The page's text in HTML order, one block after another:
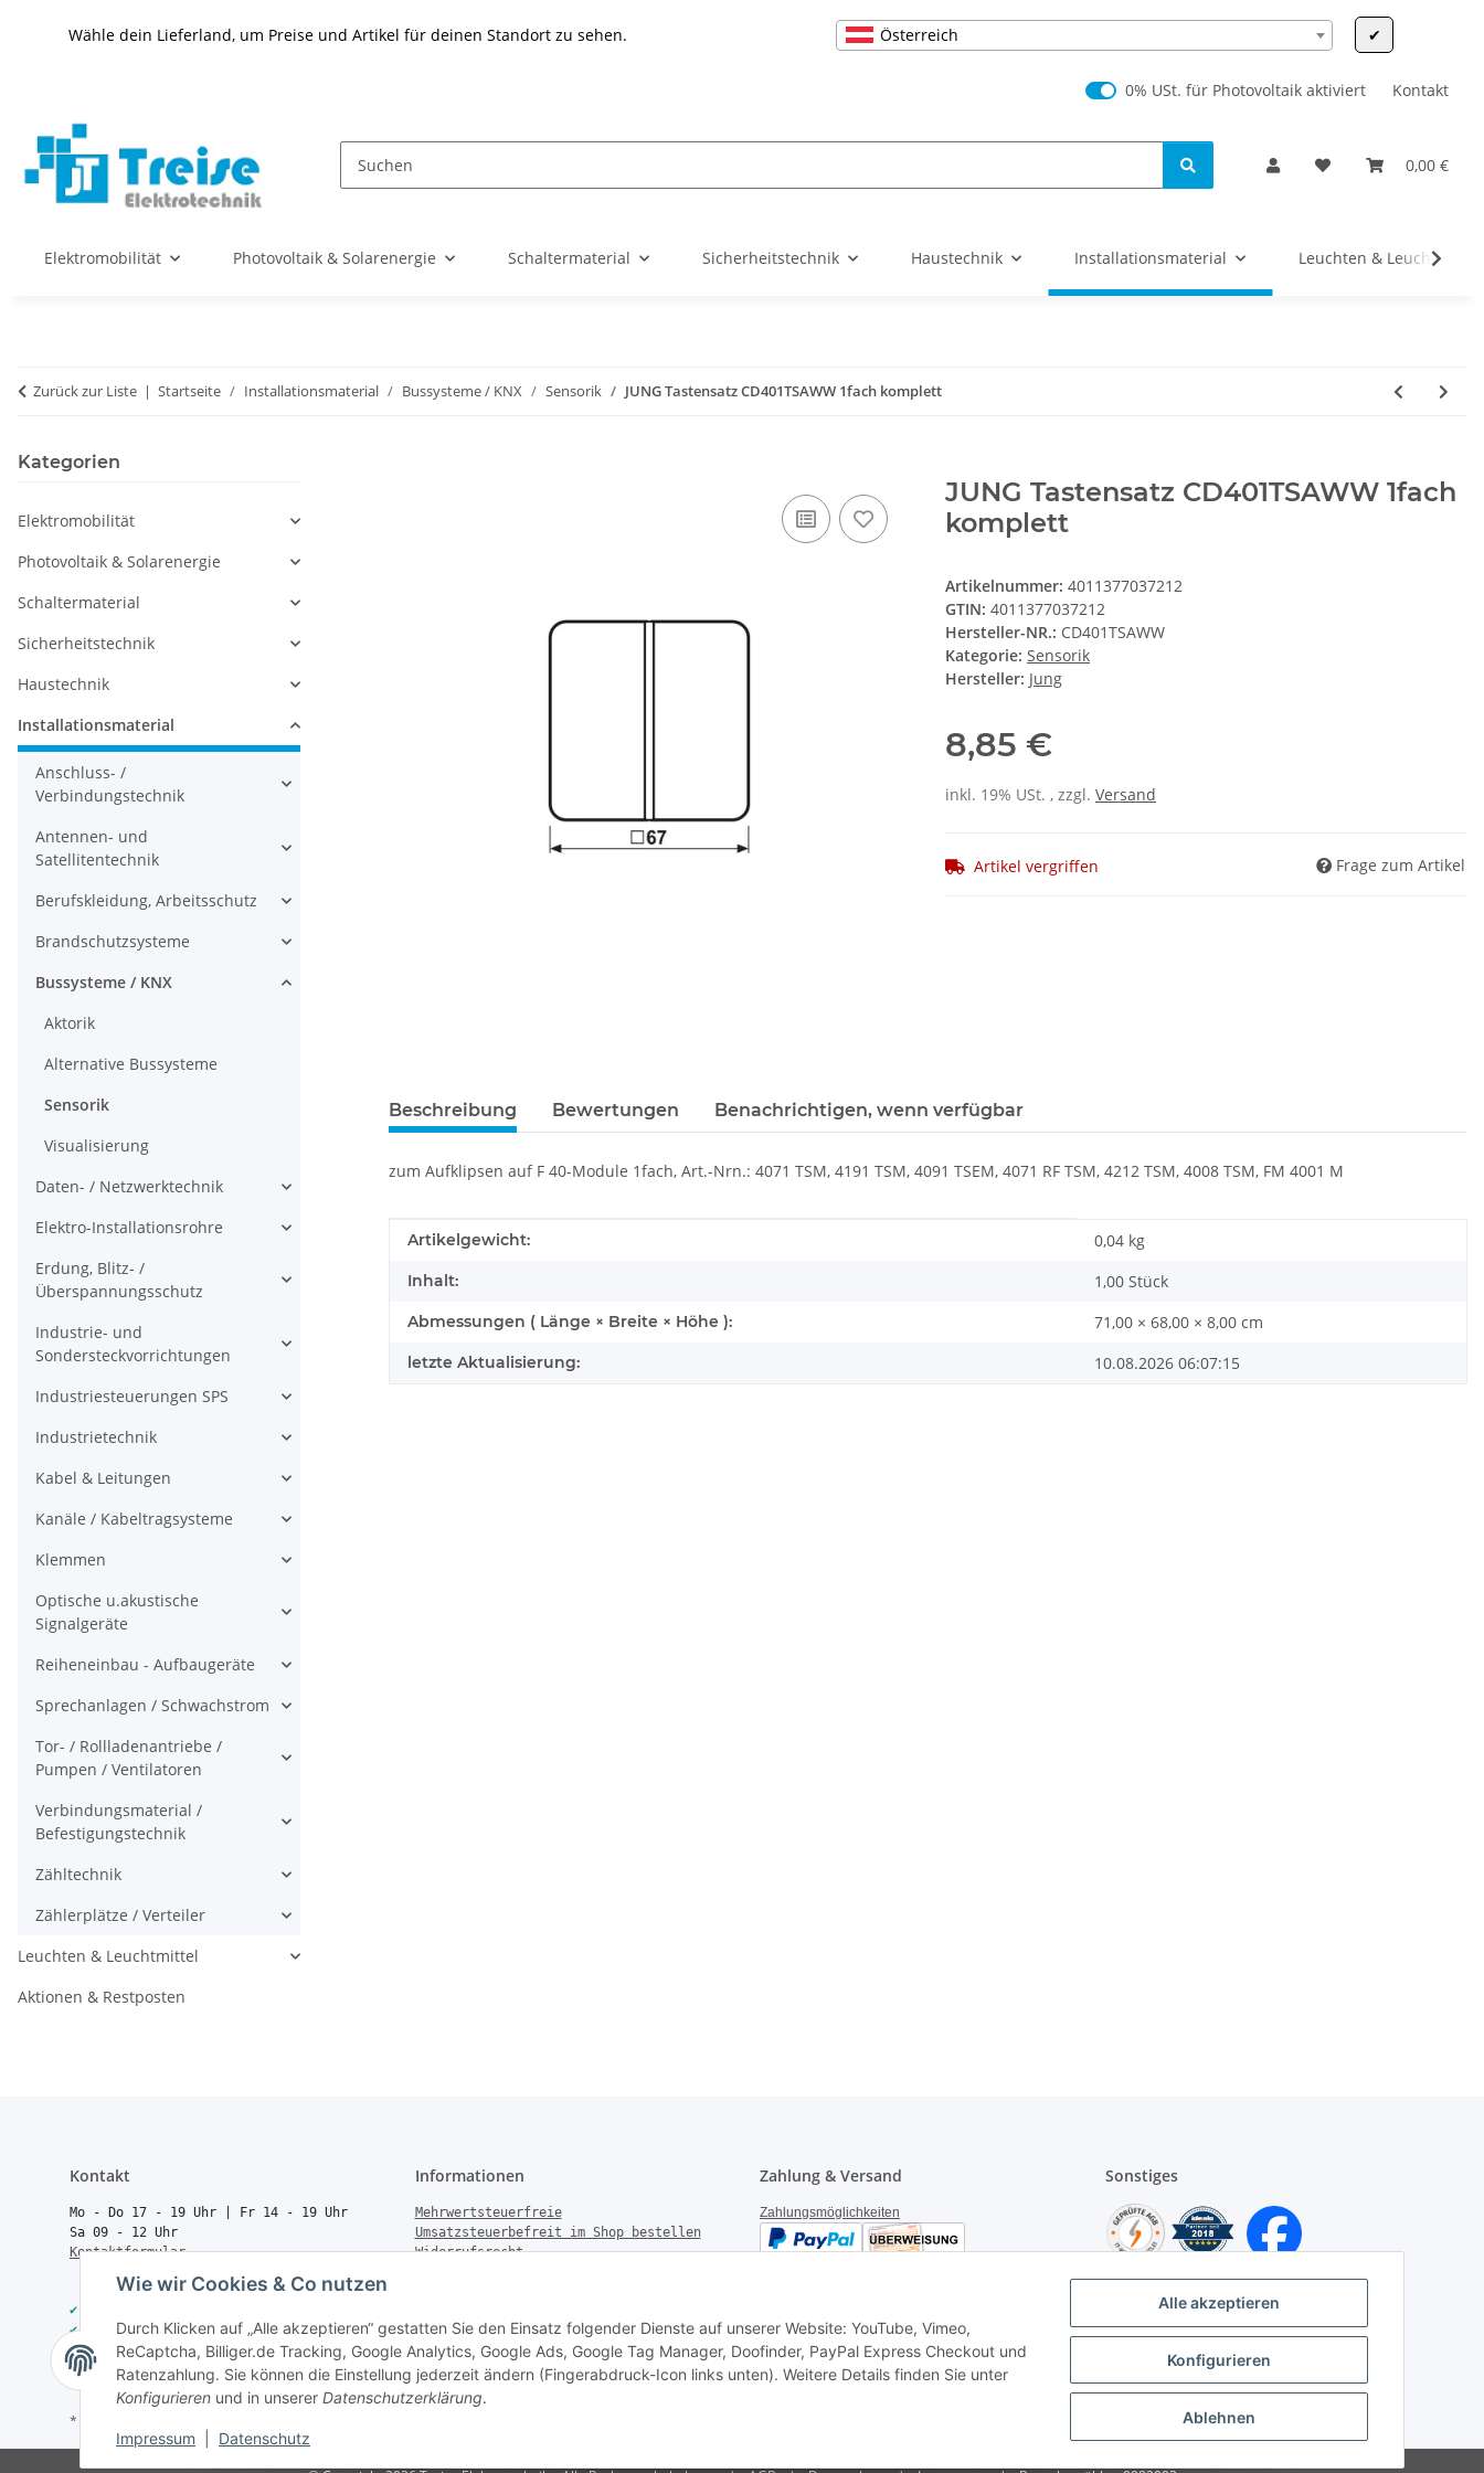
Alle akzeptieren
Konfigurieren
Ablehnen
Wie wir Cookies & Co nutzen
Durch Klicken auf „Alle akzeptieren“ gestatten Sie den Einsatz folgender Dienste auf unserer Website: YouTube, Vimeo,
ReCaptcha, Billiger.de Tracking, Google Analytics, Google Ads, Google Tag Manager, Doofinder, PayPal Express Checkout und
Ratenzahlung. Sie können die Einstellung jederzeit ändern (Fingerabdruck-Icon links unten). Weitere Details finden Sie unter
Konfigurieren und in unserer Datenschutzerklärung.
Impressum Datenschutz
Wähle dein Lieferland, um Preise und Artikel für deinen Standort zu sehen. Österreich ✔
0% USt. für Photovoltaik (§ 12 Abs. 3 UStG)
0% USt. für Photovoltaik aktiviert Kontakt
0,00 €
Elektromobilität Photovoltaik & Solarenergie Schaltermaterial Sicherheitstechnik Haustechnik Installationsmaterial Leuchten & Leuchtmittel
Zurück zur Liste Startseite Installationsmaterial Bussysteme / KNX Sensorik JUNG Tastensatz CD401TSAWW 1fach komplett
JUNG Tastensatz CD401TSAWW 1fach
komplett
Artikelnummer: 4011377037212
GTIN: 4011377037212
Hersteller-NR.: CD401TSAWW
Kategorie: Sensorik
Hersteller: Jung
8,85 €
inkl. 19% USt. , zzgl. Versand
Artikel vergriffen Frage zum Artikel
Beschreibung Bewertungen Benachrichtigen, wenn verfügbar
zum Aufklipsen auf F 40-Module 1fach, Art.-Nrn.: 4071 TSM, 4191 TSM, 4091 TSEM, 4071 RF TSM, 4212 TSM, 4008 TSM, FM 4001 M
Produkteigenschaft
Wert
Artikelgewicht: 0,04 kg
Inhalt: 1,00 Stück
Abmessungen ( Länge × Breite × Höhe ): 71,00 × 68,00 × 8,00 cm
letzte Aktualisierung: 10.08.2026 06:07:15
Kategorien
Elektromobilität
Photovoltaik & Solarenergie
Schaltermaterial
Sicherheitstechnik
Haustechnik
Installationsmaterial
Anschluss- /
Verbindungstechnik
Antennen- und
Satellitentechnik
Berufskleidung, Arbeitsschutz
Brandschutzsysteme
Bussysteme / KNX
Aktorik
Alternative Bussysteme
Sensorik
Visualisierung
Daten- / Netzwerktechnik
Elektro-Installationsrohre
Erdung, Blitz- /
Überspannungsschutz
Industrie- und
Sondersteckvorrichtungen
Industriesteuerungen SPS
Industrietechnik
Kabel & Leitungen
Kanäle / Kabeltragsysteme
Klemmen
Optische u.akustische
Signalgeräte
Reiheneinbau - Aufbaugeräte
Sprechanlagen / Schwachstrom
Tor- / Rollladenantriebe /
Pumpen / Ventilatoren
Verbindungsmaterial /
Befestigungstechnik
Zähltechnik
Zählerplätze / Verteiler
Leuchten & Leuchtmittel
Aktionen & Restposten
Kontakt
Mo - Do 17 - 19 Uhr | Fr 14 - 19 Uhr
Sa 09 - 12 Uhr
Kontaktformular
✔
✔
Trusted Shops zertifiziert
✔ Schneller Versand
✔ Persönliche Fachberatung
Informationen
Mehrwertsteuerfreie
Umsatzsteuerbefreit im Shop bestellen
Widerrufsrecht
Geld zurück Garantie
Über uns
FAQ
Zahlung & Versand
Zahlungsmöglichkeiten
Sonstiges
* Alle Preise inkl. gesetzlicher USt., zzgl.